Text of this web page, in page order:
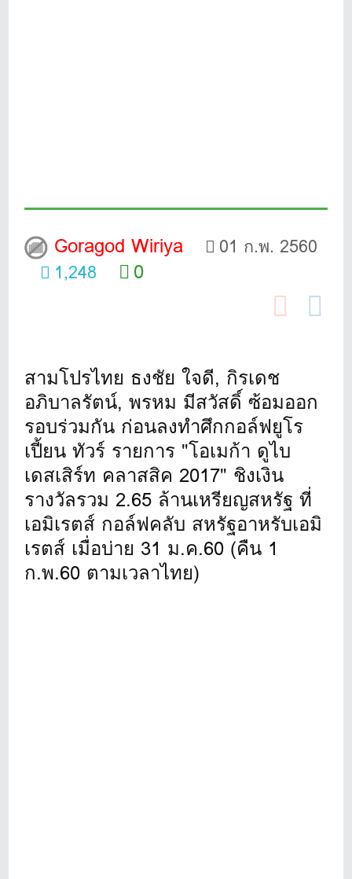
Goragod Wiriya
01 ก.พ. 2560
1,248
0
สามโปรไทย ธงชัย ใจดี, กิรเดช
อภิบาลรัตน์, พรหม มีสวัสดิ์ ซ้อมออก
รอบร่วมกัน ก่อนลงทำศึกกอล์ฟยูโร
เปี้ยน ทัวร์ รายการ "โอเมก้า ดูไบ
เดสเสิร์ท คลาสสิค 2017" ชิงเงิน
รางวัลรวม 2.65 ล้านเหรียญสหรัฐ ที่
เอมิเรตส์ กอล์ฟคลับ สหรัฐอาหรับเอมิ
เรตส์ เมื่อบ่าย 31 ม.ค.60 (คืน 1
ก.พ.60 ตามเวลาไทย)